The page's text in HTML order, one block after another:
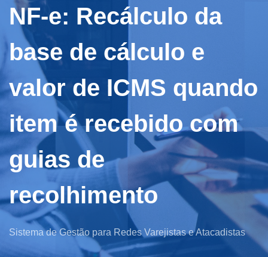
NF-e: Recálculo da
base de cálculo e
valor de ICMS quando
item é recebido com
guias de
recolhimento
Sistema de Gestão para Redes Varejistas e Atacadistas